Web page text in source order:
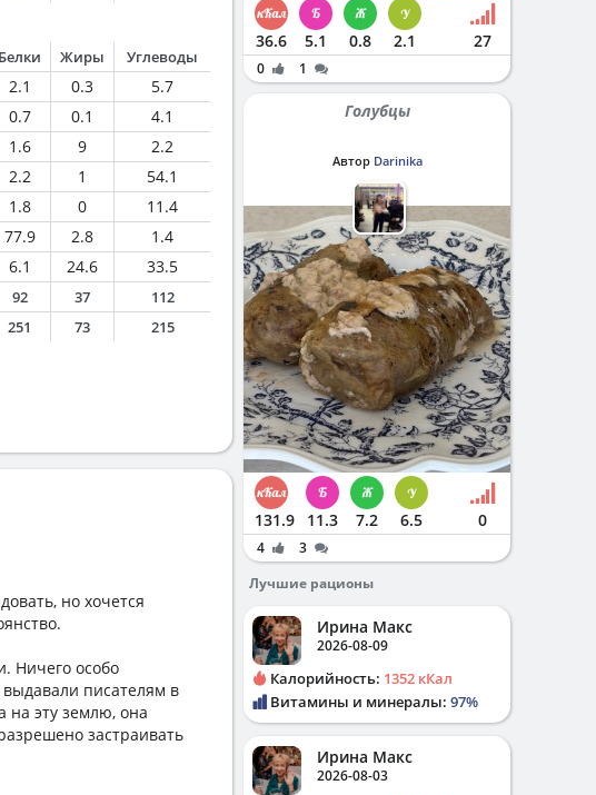
Белки Жиры Углеводы
2.1 0.3
5.7
0.7 0.1
4.1
1.6 9
2.2
2.2 1
54.1
1.8 0
11.4
77.9 2.8
1.4
6.1 24.6
33.5
92 37 112
251 73 215
но хочется
Ничего особо
писателям в
на эту землю, она
застраивать
36.6 5.1 0.8 2.1 27
0 1
Голубцы
Автор Darinika
131.9 11.3 7.2 6.5 0
4
3
Лучшие рационы
Ирина Макс
2026-08-09
Калорийность: 1352 кКал
Витамины и минералы: 97%
Ирина Макс
2026-08-03